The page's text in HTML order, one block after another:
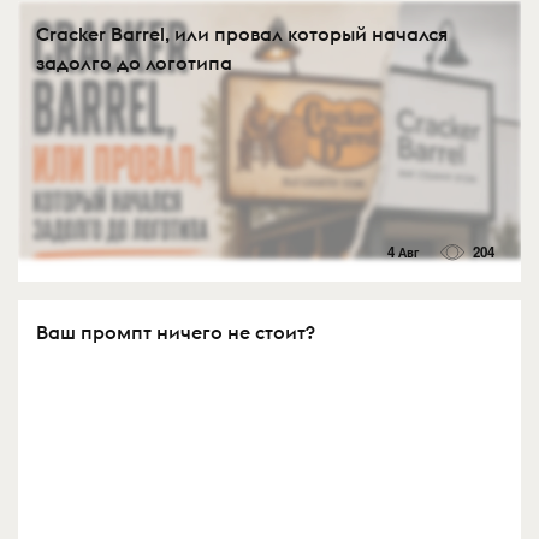
Cracker Barrel, или провал который начался
задолго до логотипа
4 Авг 204
Ваш промпт ничего не стоит?